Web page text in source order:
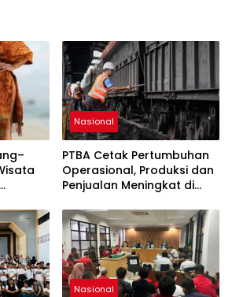
Nasional
PTBA Cetak Pertumbuhan
Operasional, Produksi dan
Penjualan Meningkat di
Global 2025
Nasional